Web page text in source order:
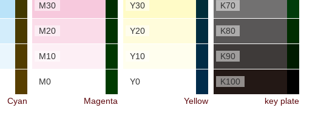
Cyan
M30
M20
M10
M0
Magenta
Y30
Y20
Y10
Y0
Yellow
K70
K80
K90
K100
key plate